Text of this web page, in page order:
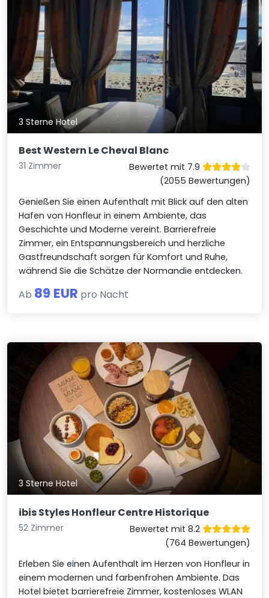
3 Sterne Hotel
Best Western Le Cheval Blanc
31 Zimmer
Bewertet mit 7.9
(2055 Bewertungen)
Genießen Sie einen Aufenthalt mit Blick auf den alten
Hafen von Honfleur in einem Ambiente, das
Geschichte und Moderne vereint. Barrierefreie
Zimmer, ein Entspannungsbereich und herzliche
Gastfreundschaft sorgen für Komfort und Ruhe,
während Sie die Schätze der Normandie entdecken.
Ab 89 EUR pro Nacht
3 Sterne Hotel
ibis Styles Honfleur Centre Historique
52 Zimmer
Bewertet mit 8.2
(764 Bewertungen)
Erleben Sie einen Aufenthalt im Herzen von Honfleur in
einem modernen und farbenfrohen Ambiente. Das
Hotel bietet barrierefreie Zimmer, kostenloses WLAN